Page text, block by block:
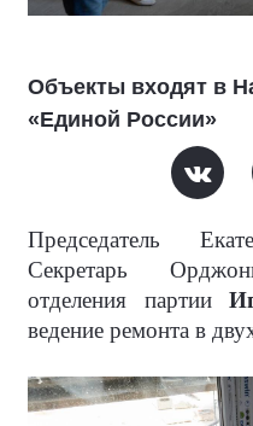
Объекты входят в
«Единой России»
Председатель
Секретарь
отделения партии
ведение ремонта в